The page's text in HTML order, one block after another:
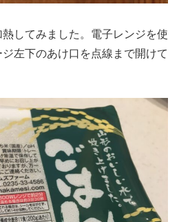
してみました。電子レンジを使
左下のあけ口を点線まで開けて